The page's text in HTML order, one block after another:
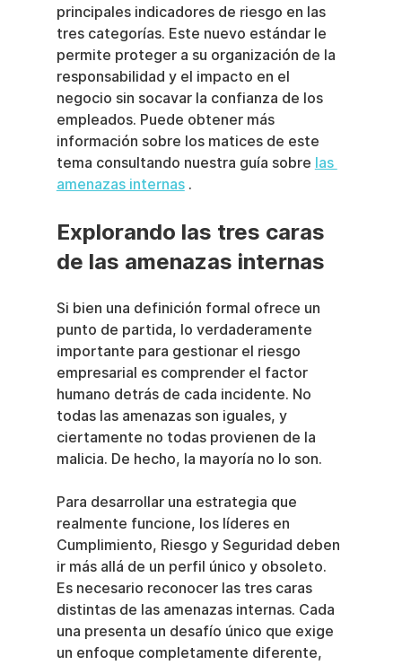
principales indicadores de riesgo en las
tres categorías. Este nuevo estándar le
permite proteger a su organización de la
responsabilidad y el impacto en el
negocio sin socavar la confianza de los
empleados. Puede obtener más
información sobre los matices de este
tema consultando nuestra guía sobre las
amenazas internas .
Explorando las tres caras
de las amenazas internas
Si bien una definición formal ofrece un
punto de partida, lo verdaderamente
importante para gestionar el riesgo
empresarial es comprender el factor
humano detrás de cada incidente. No
todas las amenazas son iguales, y
ciertamente no todas provienen de la
malicia. De hecho, la mayoría no lo son.
Para desarrollar una estrategia que
realmente funcione, los líderes en
Cumplimiento, Riesgo y Seguridad deben
ir más allá de un perfil único y obsoleto.
Es necesario reconocer las tres caras
distintas de las amenazas internas. Cada
una presenta un desafío único que exige
un enfoque completamente diferente,